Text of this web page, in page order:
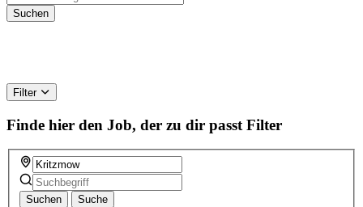
Filter
Finde hier den Job, der zu dir passt Filter
Suchen Suche